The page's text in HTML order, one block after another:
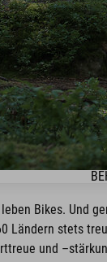
Bikes. Und
Ländern stets
und